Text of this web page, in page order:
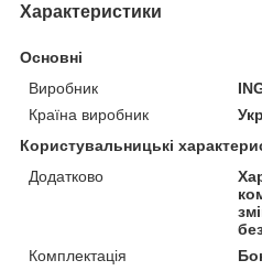
Характеристики
Основні
Виробник
Країна виробник
Користувальницькі
Додатково
Комплектація